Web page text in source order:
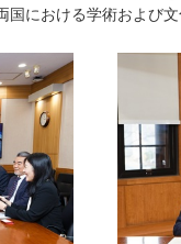
における学術および